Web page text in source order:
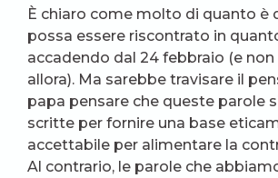
È chiaro come molto di quanto è
possa essere riscontrato in
accadendo dal 24 febbraio (e non
allora). Ma sarebbe travisare il
papa pensare che queste parole
scritte per fornire una base
accettabile per alimentare la
Al contrario, le parole che